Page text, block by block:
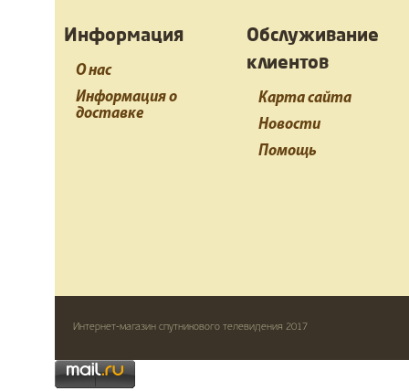
Информация
О нас
Информация о
доставке
Обслуживание
клиентов
Карта сайта
Новости
Помощь
Интернет-магазин спутникового телевидения 2017